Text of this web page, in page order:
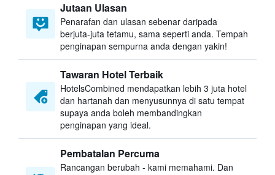
Jutaan Ulasan
Penarafan dan ulasan sebenar daripada
berjuta-juta tetamu, sama seperti anda. Tempah
penginapan sempurna anda dengan yakin!
Tawaran Hotel Terbaik
HotelsCombined mendapatkan lebih 3 juta hotel
dan hartanah dan menyusunnya di satu tempat
supaya anda boleh membandingkan
penginapan yang ideal.
Pembatalan Percuma
Rancangan berubah - kami memahami. Dan